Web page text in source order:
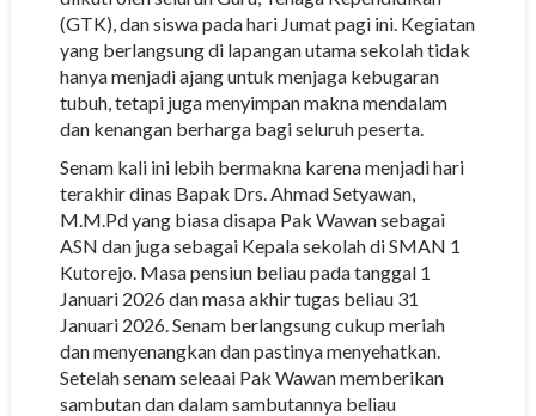
(GTK), dan siswa pada hari Jumat pagi ini. Kegiatan
yang berlangsung di lapangan utama sekolah tidak
hanya menjadi ajang untuk menjaga kebugaran
tubuh, tetapi juga menyimpan makna mendalam
dan kenangan berharga bagi seluruh peserta.
Senam kali ini lebih bermakna karena menjadi hari
terakhir dinas Bapak Drs. Ahmad Setyawan,
M.M.Pd yang biasa disapa Pak Wawan sebagai
ASN dan juga sebagai Kepala sekolah di SMAN 1
Kutorejo. Masa pensiun beliau pada tanggal 1
Januari 2026 dan masa akhir tugas beliau 31
Januari 2026. Senam berlangsung cukup meriah
dan menyenangkan dan pastinya menyehatkan.
Setelah senam seleaai Pak Wawan memberikan
sambutan dan dalam sambutannya beliau